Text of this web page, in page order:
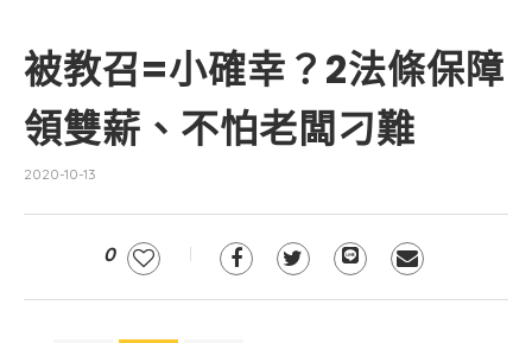
被教召=小確幸？2法條保障
領雙薪、不怕老闆刁難
2020-10-13
0